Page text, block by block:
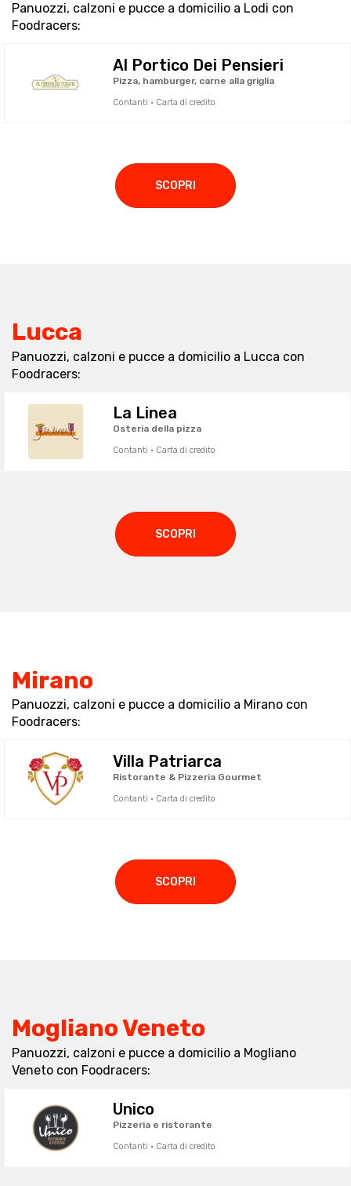
Panuozzi, calzoni e pucce a domicilio a Lodi con
Foodracers:
Al Portico Dei Pensieri
Pizza, hamburger, carne alla griglia
Contanti · Carta di credito
SCOPRI
Lucca
Panuozzi, calzoni e pucce a domicilio a Lucca con
Foodracers:
La Linea
Osteria della pizza
Contanti · Carta di credito
SCOPRI
Mirano
Panuozzi, calzoni e pucce a domicilio a Mirano con
Foodracers:
Villa Patriarca
Ristorante & Pizzeria Gourmet
Contanti · Carta di credito
SCOPRI
Mogliano Veneto
Panuozzi, calzoni e pucce a domicilio a Mogliano
Veneto con Foodracers:
Unico
Pizzeria e ristorante
Contanti · Carta di credito